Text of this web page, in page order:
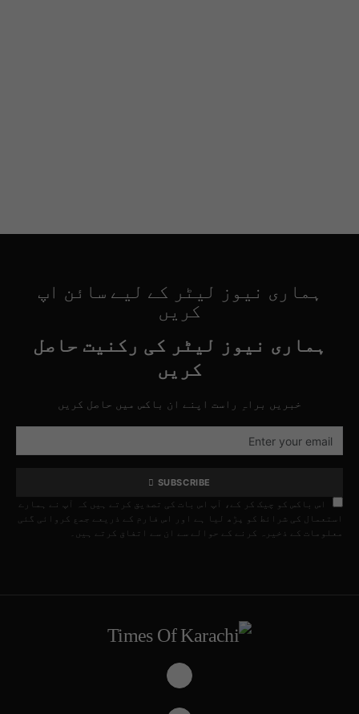
ہماری نیوز لیٹر کے لیے سائن اپ
کریں
ہماری نیوز لیٹر کی رکنیت حاصل
کریں
خبریں براہِ راست اپنے ان باکس میں حاصل کریں
SUBSCRIBE
اس باکس کو چیک کر کے، آپ اس بات کی تصدیق کرتے ہیں کہ آپ نے ہمارے
استعمال کی شرائط کو پڑھ لیا ہے اور اس فارم کے ذریعے جمع کروائی گئی
معلومات کے ذخیرہ کرنے کے حوالے سے ان سے اتفاق کرتے ہیں۔